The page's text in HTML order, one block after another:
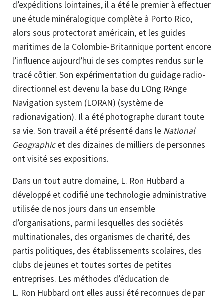
d’expéditions lointaines, il a été le premier à effectuer
une étude minéralogique complète à Porto Rico,
alors sous protectorat américain, et les guides
maritimes de la Colombie-Britannique portent encore
l’influence aujourd’hui de ses comptes rendus sur le
tracé côtier. Son expérimentation du guidage radio-
directionnel est devenu la base du LOng RAnge
Navigation system (LORAN) (système de
radionavigation). Il a été photographe durant toute
sa vie. Son travail a été présenté dans le National
Geographic et des dizaines de milliers de personnes
ont visité ses expositions.
Dans un tout autre domaine, L. Ron Hubbard a
développé et codifié une technologie administrative
utilisée de nos jours dans un ensemble
d’organisations, parmi lesquelles des sociétés
multinationales, des organismes de charité, des
partis politiques, des établissements scolaires, des
clubs de jeunes et toutes sortes de petites
entreprises. Les méthodes d’éducation de
L. Ron Hubbard ont elles aussi été reconnues de par